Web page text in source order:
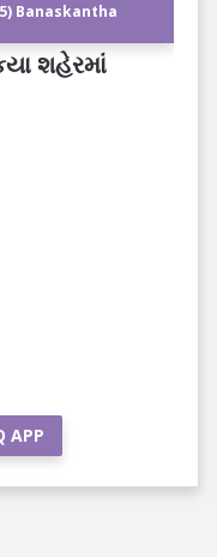
Banaskantha
શહેરમાં
APP